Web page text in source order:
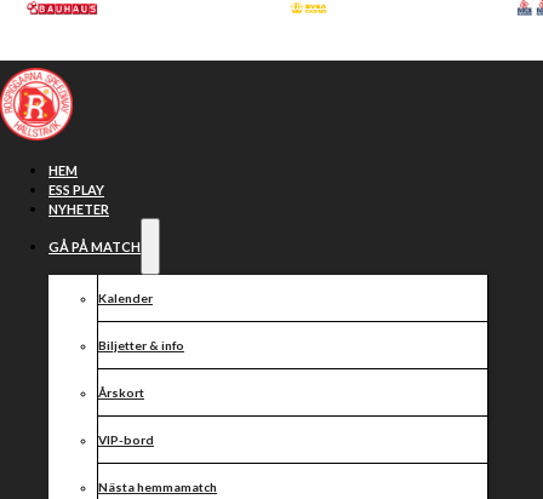
Hoppa till huvudinnehåll
HEM
ESS PLAY
NYHETER
GÅ PÅ MATCH
Kalender
Biljetter & info
Årskort
VIP-bord
Nästa hemmamatch